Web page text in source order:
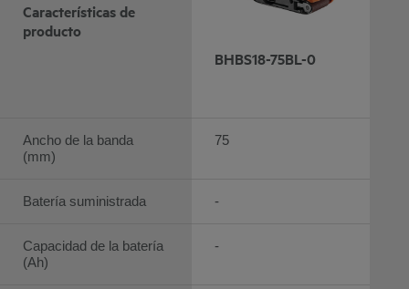
Características de
producto
Ancho de la banda
(mm)
Batería suministrada
Capacidad de la batería
(Ah)
BHBS18-75BL-0
75
-
-